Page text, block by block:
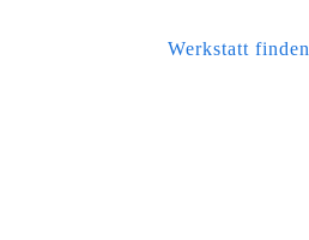
Werkstatt finden